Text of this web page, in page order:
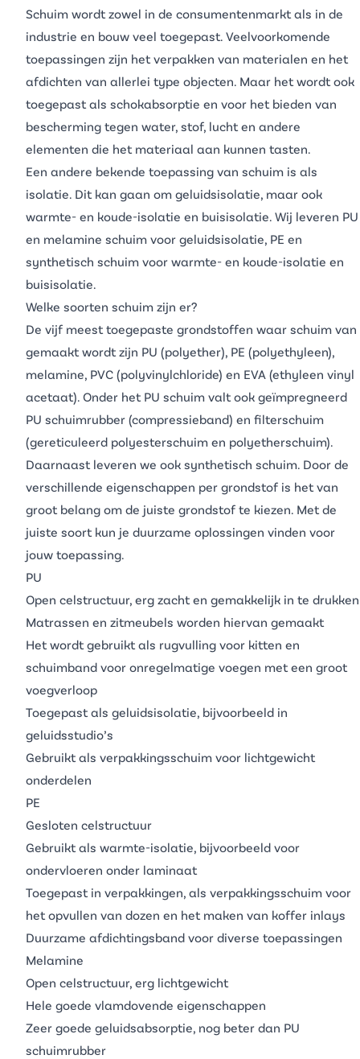
Schuim wordt zowel in de consumentenmarkt als in de
industrie en bouw veel toegepast. Veelvoorkomende
toepassingen zijn het verpakken van materialen en het
afdichten van allerlei type objecten. Maar het wordt ook
toegepast als schokabsorptie en voor het bieden van
bescherming tegen water, stof, lucht en andere
elementen die het materiaal aan kunnen tasten.
Een andere bekende toepassing van schuim is als
isolatie. Dit kan gaan om geluidsisolatie, maar ook
warmte- en koude-isolatie en buisisolatie. Wij leveren PU
en melamine schuim voor geluidsisolatie, PE en
synthetisch schuim voor warmte- en koude-isolatie en
buisisolatie.
Welke soorten schuim zijn er?
De vijf meest toegepaste grondstoffen waar schuim van
gemaakt wordt zijn PU (polyether), PE (polyethyleen),
melamine, PVC (polyvinylchloride) en EVA (ethyleen vinyl
acetaat). Onder het PU schuim valt ook geïmpregneerd
PU schuimrubber (compressieband) en filterschuim
(gereticuleerd polyesterschuim en polyetherschuim).
Daarnaast leveren we ook synthetisch schuim. Door de
verschillende eigenschappen per grondstof is het van
groot belang om de juiste grondstof te kiezen. Met de
juiste soort kun je duurzame oplossingen vinden voor
jouw toepassing.
PU
Open celstructuur, erg zacht en gemakkelijk in te drukken
Matrassen en zitmeubels worden hiervan gemaakt
Het wordt gebruikt als rugvulling voor kitten en
schuimband voor onregelmatige voegen met een groot
voegverloop
Toegepast als geluidsisolatie, bijvoorbeeld in
geluidsstudio’s
Gebruikt als verpakkingsschuim voor lichtgewicht
onderdelen
PE
Gesloten celstructuur
Gebruikt als warmte-isolatie, bijvoorbeeld voor
ondervloeren onder laminaat
Toegepast in verpakkingen, als verpakkingsschuim voor
het opvullen van dozen en het maken van koffer inlays
Duurzame afdichtingsband voor diverse toepassingen
Melamine
Open celstructuur, erg lichtgewicht
Hele goede vlamdovende eigenschappen
Zeer goede geluidsabsorptie, nog beter dan PU
schuimrubber